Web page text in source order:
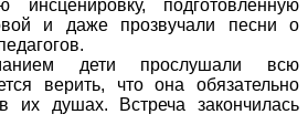
инсценировку, подготовленную
и даже прозвучали песни о
дети прослушали всю
верить, что она обязательно
их душах. Встреча закончилась